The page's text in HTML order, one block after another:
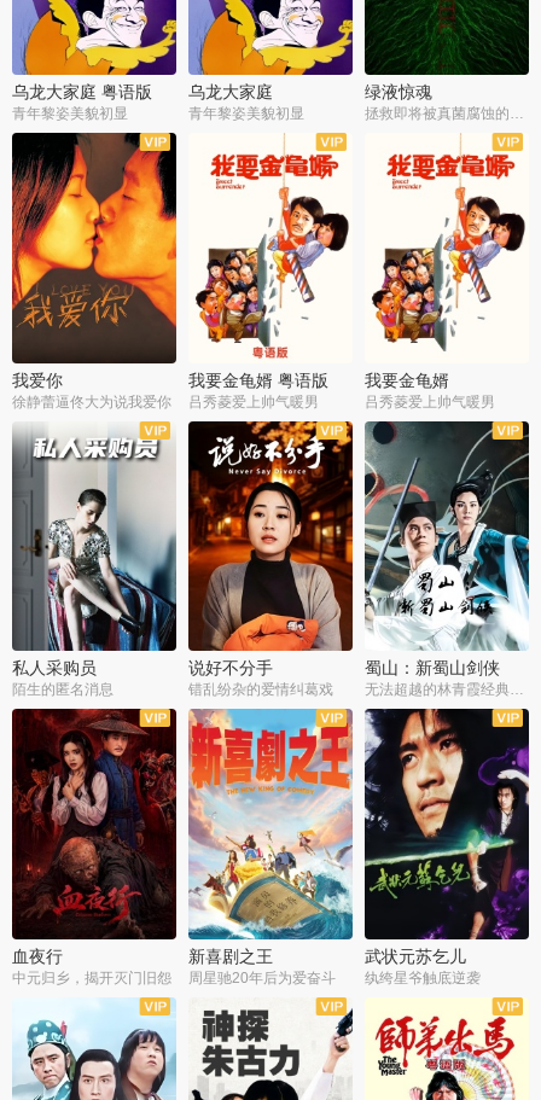
乌龙大家庭 粤语版
青年黎姿美貌初显
乌龙大家庭
青年黎姿美貌初显
绿液惊魂
拯救即将被真菌腐蚀的世界
我爱你
徐静蕾逼佟大为说我爱你
我要金龟婿 粤语版
吕秀菱爱上帅气暖男
我要金龟婿
吕秀菱爱上帅气暖男
私人采购员
陌生的匿名消息
说好不分手
错乱纷杂的爱情纠葛戏
蜀山：新蜀山剑侠
无法超越的林青霞经典角色
血夜行
中元归乡，揭开灭门旧怨
新喜剧之王
周星驰20年后为爱奋斗
武状元苏乞儿
纨绔星爷触底逆袭